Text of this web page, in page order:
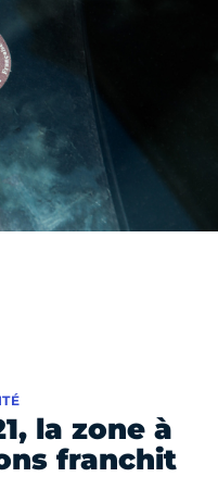
la zone à
franchit